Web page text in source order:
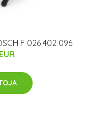
F 026 402 096